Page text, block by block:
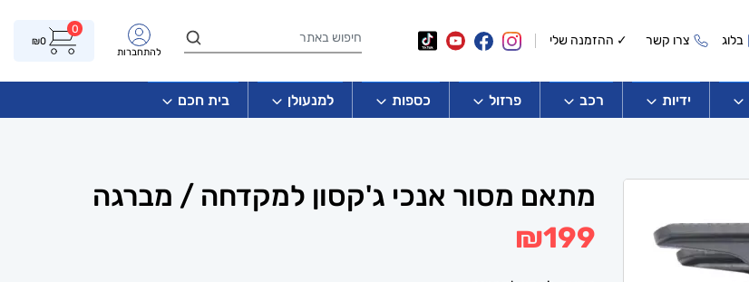
בלוג צרו קשר ✓ ההזמנה שלי
להתחברות
0
₪0
ידיות רכב פרזול כספות למנעולן בית חכם
מתאם מסור אנכי ג'קסון למקדחה / מברגה
₪199